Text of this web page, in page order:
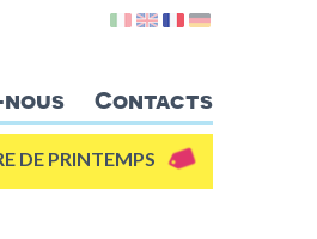
nous Contacts
DE PRINTEMPS